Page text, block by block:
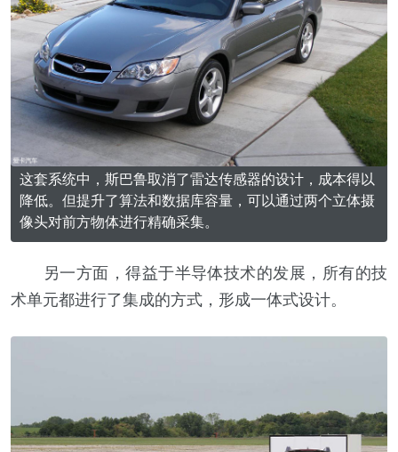
这套系统中，斯巴鲁取消了雷达传感器的设计，成本得以
降低。但提升了算法和数据库容量，可以通过两个立体摄
像头对前方物体进行精确采集。
另一方面，得益于半导体技术的发展，所有的技
术单元都进行了集成的方式，形成一体式设计。